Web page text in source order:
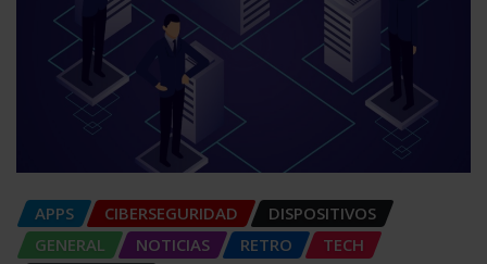
APPS CIBERSEGURIDAD
DISPOSITIVOS
GENERAL
NOTICIAS RETRO
TECH